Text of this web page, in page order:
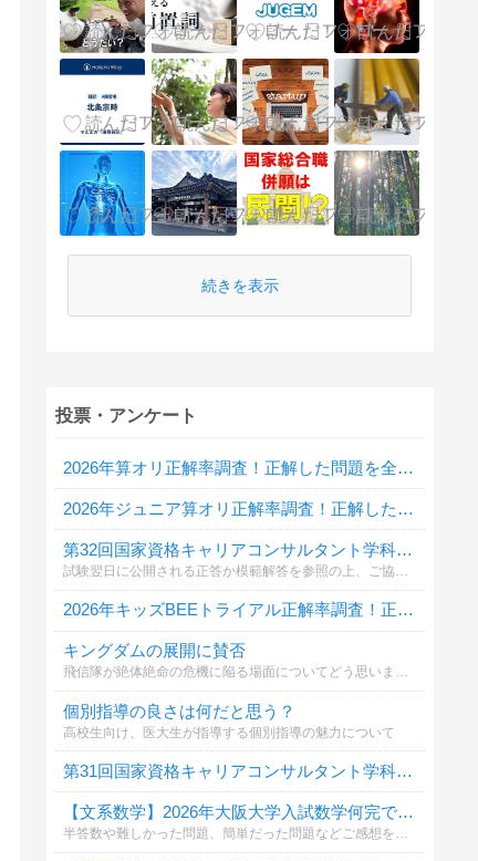
続きを表示
投票・アンケート
2026年算オリ正解率調査！正解した問題を全て教えてください
2026年ジュニア算オリ正解率調査！正解した問題を全て教えてください
第32回国家資格キャリアコンサルタント学科試験自己採点投票
試験翌日に公開される正答か模範解答を参照の上、ご協力ください。
2026年キッズBEEトライアル正解率調査！正解した問題を全て教えてください
キングダムの展開に賛否
飛信隊が絶体絶命の危機に陥る場面についてどう思いますか？
個別指導の良さは何だと思う？
高校生向け、医大生が指導する個別指導の魅力について
第31回国家資格キャリアコンサルタント学科試験自己採点投票
【文系数学】2026年大阪大学入試数学何完できましたか？
半答数や難しかった問題、簡単だった問題などご感想をコメント欄に頂けると幸いです。